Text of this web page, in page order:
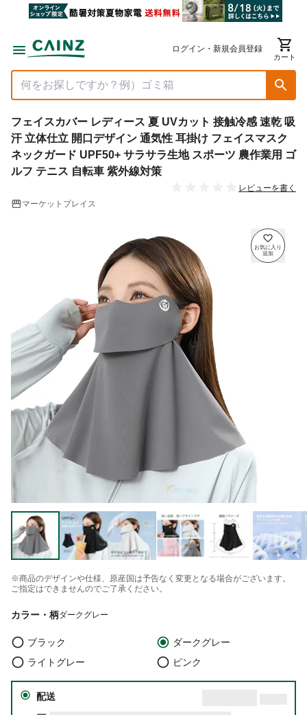
ログイン・新規会員登録
カート
フェイスカバー レディース 夏 UVカット 接触冷感 速乾 吸
汗 立体仕立 開口デザイン 通気性 耳掛け フェイスマスク
ネックガード UPF50+ サラサラ生地 スポーツ 農作業用 ゴ
ルフ テニス 自転車 紫外線対策
レビューを書く
マーケットプレイス
※商品のデザインや仕様、原産国は予告なく変更となる場合がございます。
ご指定はできませんのでご了承ください。
カラー・柄ダークグレー
ブラック
ダークグレー
ライトグレー
ピンク
配送